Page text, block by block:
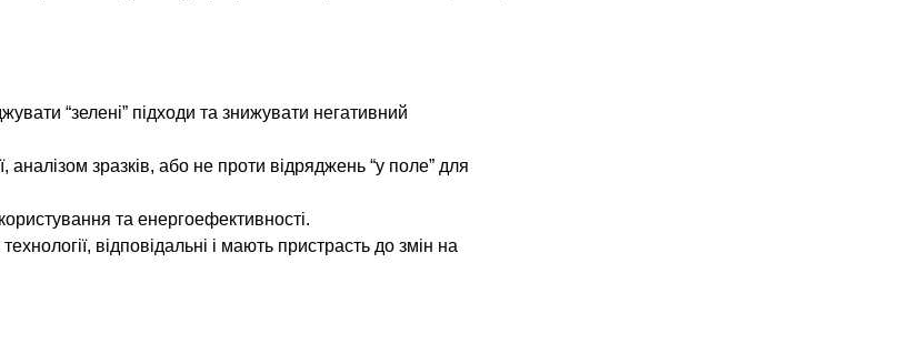
“зелені” підходи та знижувати негативний
зразків, або не проти відряджень “у поле” для
та енергоефективності.
відповідальні і мають пристрасть до змін на